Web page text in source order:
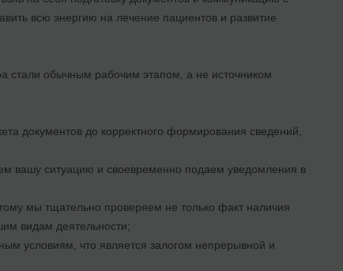
всю энергию на лечение пациентов и развитие
стали обычным рабочим этапом, а не источником
документов до корректного формирования сведений,
вашу ситуацию и своевременно подаем уведомления в
мы тщательно проверяем не только факт наличия
видам деятельности;
условиям, что является залогом непрерывной и